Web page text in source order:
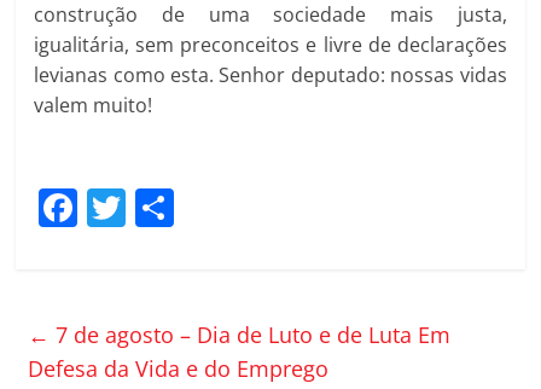
construção de uma sociedade mais justa,
igualitária, sem preconceitos e livre de declarações
levianas como esta. Senhor deputado: nossas vidas
valem muito!
F
e
b
T
er p
ar
← 7 de agosto – Dia de Luto e de Luta Em
Defesa da Vida e do Emprego